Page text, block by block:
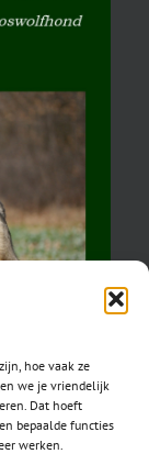
hoe vaak ze
we je vriendelijk
Dat hoeft
bepaalde functies
werken.